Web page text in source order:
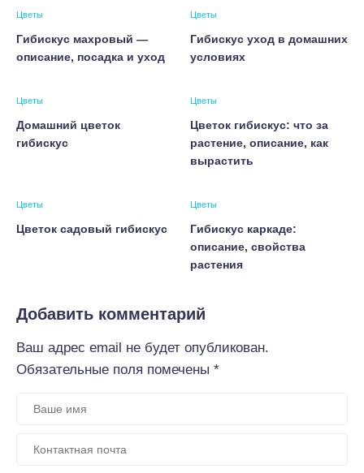
Цветы
Гибискус махровый —
описание, посадка и уход
Цветы
Гибискус уход в домашних
условиях
Цветы
Домашний цветок
гибискус
Цветы
Цветок гибискус: что за
растение, описание, как
вырастить
Цветы
Цветок садовый гибискус
Цветы
Гибискус каркаде:
описание, свойства
растения
Добавить комментарий
Ваш адрес email не будет опубликован.
Обязательные поля помечены *